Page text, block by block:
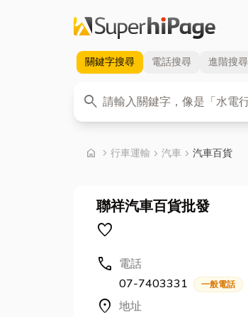
關鍵字搜尋 電話搜尋 進階搜尋
search
關鍵字
home chevron_right 首頁
行車運輸 chevron_right 汽車 chevron_right 汽車百貨
聯祥汽車百貨批發
favorite
call 電話
07-7403331
一般電話
location_on 地址